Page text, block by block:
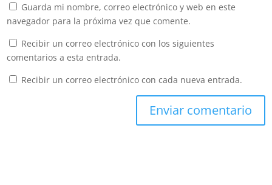
Guarda mi nombre, correo electrónico y web en este
navegador para la próxima vez que comente.
Recibir un correo electrónico con los siguientes
comentarios a esta entrada.
Recibir un correo electrónico con cada nueva entrada.